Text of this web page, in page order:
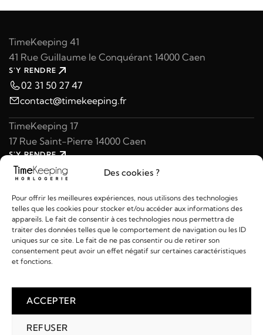
Des cookies ?
Pour offrir les meilleures expériences, nous utilisons des technologies
telles que les cookies pour stocker et/ou accéder aux informations des
appareils. Le fait de consentir à ces technologies nous permettra de
traiter des données telles que le comportement de navigation ou les ID
uniques sur ce site. Le fait de ne pas consentir ou de retirer son
consentement peut avoir un effet négatif sur certaines caractéristiques
et fonctions.
ACCEPTER
REFUSER
TimeKeeping 41
41 Rue Guillaume le Conquérant 14000 Caen
S'Y RENDRE
02 31 50 27 47
contact@timekeeping.fr
TimeKeeping 17
17 Rue Saint-Pierre 14000 Caen
S'Y RENDRE
02 31 47 49 97
contact@timekeeping.fr
Liens utiles
2026 © TIMEKEEPING - Réalisé par